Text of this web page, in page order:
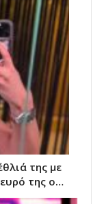
της με
της ο…